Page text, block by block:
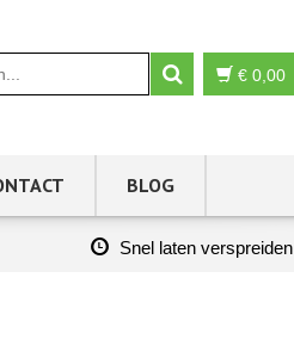
€ 0,00
BLOG
Snel laten verspreiden